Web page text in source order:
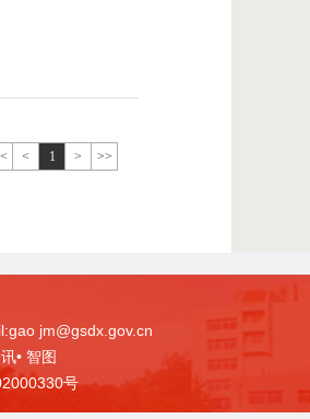
< 1 > >>
jm@gsdx.gov.cn
• 智图
号